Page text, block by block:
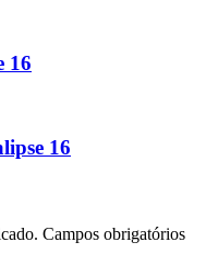
16
16
Campos obrigatórios